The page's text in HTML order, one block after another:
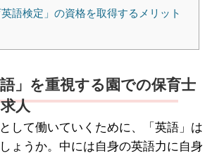
語検定」の資格を取得するメリット
」を重視する園での保育士
人
して働いていくために、「英語」は
ょうか。中には自身の英語力に自身